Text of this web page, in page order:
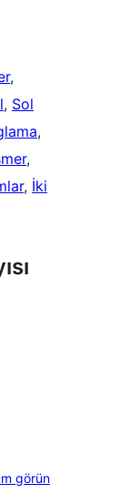
, Sol
, İki
değerlendirmeleri
görün